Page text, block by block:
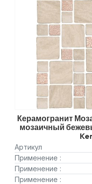
Керамогранит
мозаичный
Артикул
Применение :
Применение :
Применение :